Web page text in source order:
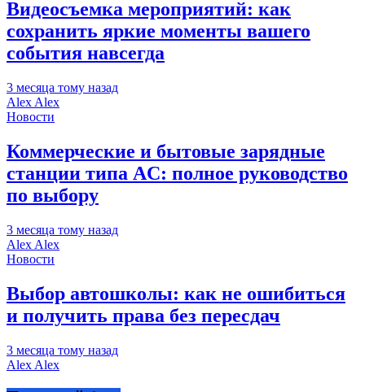
Видеосъемка мероприятий: как
сохранить яркие моменты вашего
события навсегда
3 месяца тому назад
Alex Alex
Новости
Коммерческие и бытовые зарядные
станции типа AC: полное руководство
по выбору
3 месяца тому назад
Alex Alex
Новости
Выбор автошколы: как не ошибиться
и получить права без пересдач
3 месяца тому назад
Alex Alex